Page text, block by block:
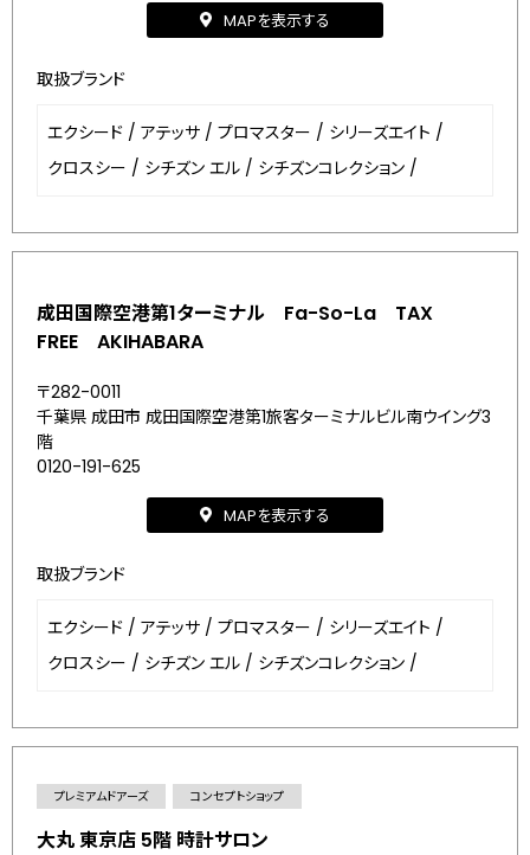
MAPを表示する
取扱ブランド
エクシード / アテッサ / プロマスター / シリーズエイト /
クロスシー / シチズン エル / シチズンコレクション /
成田国際空港第1ターミナル Fa-So-La TAX
FREE AKIHABARA
〒282-0011
千葉県 成田市 成田国際空港第1旅客ターミナルビル南ウイング3
階
0120-191-625
MAPを表示する
取扱ブランド
エクシード / アテッサ / プロマスター / シリーズエイト /
クロスシー / シチズン エル / シチズンコレクション /
プレミアムドアーズ コンセプトショップ
大丸 東京店 5階 時計サロン